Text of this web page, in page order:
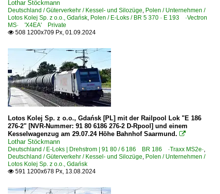
Lothar Stöckmann
Deutschland / Güterverkehr / Kessel- und Silozüge, Polen / Unternehmen /
Lotos Kolej Sp. z o.o., Gdańsk, Polen / E-Loks / BR 5 370 · E 193 ·Vectron
MS· 'X4EA' Private
 508 1200x709 Px, 01.09.2024
Lotos Kolej Sp. z o.o., Gdańsk [PL] mit der Railpool Lok "E 186
276-2" [NVR-Nummer: 91 80 6186 276-2 D-Rpool] und einem
Kesselwagenzug am 29.07.24 Höhe Bahnhof Saarmund. 
Lothar Stöckmann
Deutschland / E-Loks | Drehstrom | 91 80 / 6 186 BR 186 ·Traxx MS2e·,
Deutschland / Güterverkehr / Kessel- und Silozüge, Polen / Unternehmen /
Lotos Kolej Sp. z o.o., Gdańsk
 591 1200x678 Px, 13.08.2024